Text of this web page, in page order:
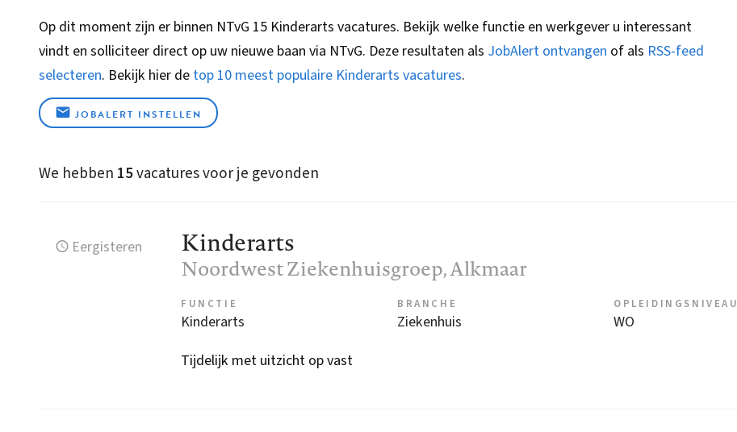
Op dit moment zijn er binnen NTvG 15 Kinderarts vacatures. Bekijk welke functie en werkgever u interessant
vindt en solliciteer direct op uw nieuwe baan via NTvG. Deze resultaten als JobAlert ontvangen of als RSS-feed
selecteren. Bekijk hier de top 10 meest populaire Kinderarts vacatures.
JOBALERT INSTELLEN
We hebben 15vacatures voor je gevonden
Eergisteren Kinderarts
Noordwest Ziekenhuisgroep, Alkmaar
FUNCTIE
Kinderarts
BRANCHE
Ziekenhuis
OPLEIDINGSNIVEAU
WO
Tijdelijk met uitzicht op vast